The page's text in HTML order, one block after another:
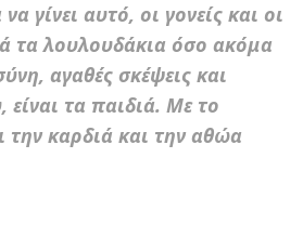
γίνει αυτό, οι γονείς και οι
τα λουλουδάκια όσο ακόμα
αγαθές σκέψεις και
είναι τα παιδιά. Με το
την καρδιά και την αθώα